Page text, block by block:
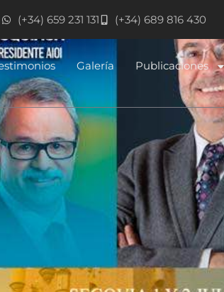
(+34) 659 231 131 (+34) 689 816 430
Galería Publicaciones